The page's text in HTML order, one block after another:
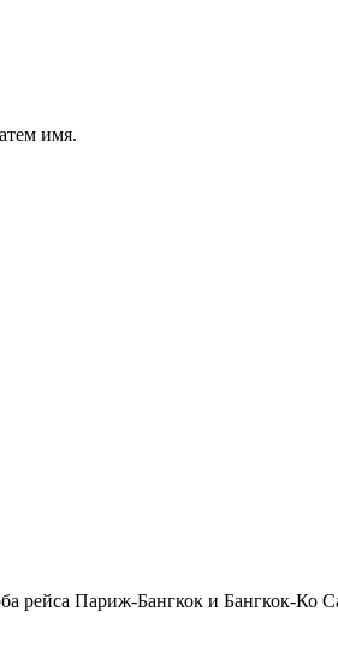
имя.
рейса Париж-Бангкок и Бангкок-Ко